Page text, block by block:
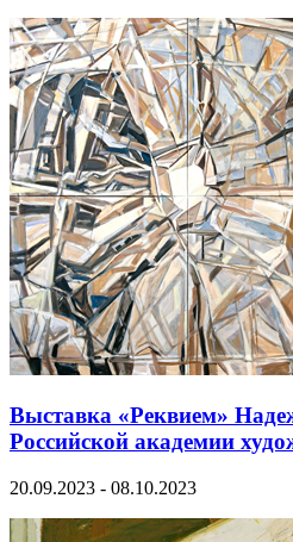
Выставка «Реквием»
Российской академии
20.09.2023 - 08.10.2023